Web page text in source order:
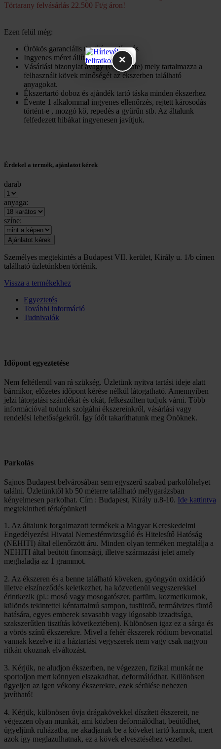
Törtarany felvásárlás 22.500 Ft/g áron!
Ezen felül még:
Örökös garanciális tisztítás, polírozás
Ingyenes méret állítás
Vásárlási bizonylat avagy (Certificate) mely tartalmazza a
felhasznált kövek minőségét az ékszerben található
anyagokat.
Ékszertartó doboz és ajándék tartó táska minden ékszerhez
Évente 1 alkalommal ingyenes ellenőrzés, rejtett károsodás
történt-e , mozgó kő, repedés a gyűrűn stb. Az általunk
felfedezett hibákat ingyenesen javítjuk.
Érdekel a termék, ajánlatot kérek
darab
anyaga:
színe:
Személyes megtekintés a Budapest VII. kerület, Király u. 1/b címen
található üzletünkben történik.
Vissza a termékekhez
Egyeztetés
További információ
Tudnivalók
Időpont egyeztetése
Nem feltétlenül van rá szükség. Üzletünk nyitva tartási ideje alatt
bármikor, előzetes időpont kérése nélkül látogatható. Amennyiben
jelzi látogatási szándékát és okát, felkészülten tudjuk várni. Több
információval tudunk szolgálni ékszereinkről, vásárlási vagy
rendelési lehetőségekről. Így ídőt takaríthatunk meg Önöknek.
Parkolás
Sajnos Budapest belvárosában sem egyszerű szabad parkolóhelyet
találni. Üzletünktől kb 50 méterre található mélygarázsban
kényelmesen parkolhat. Cím : Budapest, Király u.8-10. Ide kattintva
megtekintheti térképünket!
1. Az általunk forgalmazott termékek a Magyar Kereskedelmi
Engedélyezési Hivatal Nemesfémvizsgáló és Hitelesítő Hatóság
(NEHITI) által ellenőrzött áru. Minden olyan terméken megtalálja a
NEHITI által beütött finomsági, illetve származási jelet amely
meghaladja az 1 grammot.
2. Az ékszeren és a benne található köveken, gyöngyön oxidáció
illetve elszíneződés keletkezhet, ha közvetlenül vegyszerekkel
érintkezik (pl.: mosó vagy mosogatószer, parfüm, kozmetikumok,
különös tekintettel kéntartalmú sampon, tusfürdő, termálvizes fürdő
hatására, egyes emberek savasabb vagy lúgosabb izzadtsága,
szakszerűtlen tisztítás következtében). Különösen igaz ez a sárga és
a vörös színű ékszerekre. Mivel a fehér ékszerek ródium bevonattal
vannak kezelve itt a háztartási vegyszerek nem vagy csak nagyon
ritkán okoznak elváltozást.
3. Kérjük, ne aludjon ékszerben, ne végezzen, fizikai munkát ne
sportoljon mert könnyen elszakadhat, deformálódhat. Különösen
ügyeljen az igen vékony ékszerekre, ezek sérülése nehezen
javítható!
4. Kérjük, különösen óvja drágakövekkel díszített ékszereit, ne
végezzen olyan munkát, ami közben deformálódhat, beütődhet,
ügyeljünk ruházatba, ne akadjanak be a köveket tartó karmok, mert
azok így meglazulhatnak, ez a kövek elvesztéséhez vezethet.
×